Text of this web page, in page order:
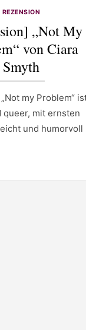
REZENSION
„Not My
von Ciara
Smyth
my Problem“
mit ernsten
und humorvoll